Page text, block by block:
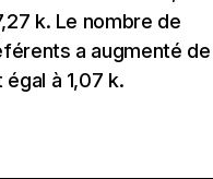
k. Le nombre de
a augmenté de
à 1,07 k.